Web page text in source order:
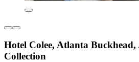
Hotel Colee, Atlanta
Collection